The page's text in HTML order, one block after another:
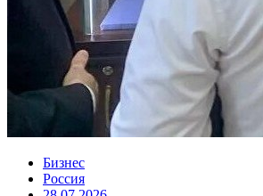
Бизнес
Россия